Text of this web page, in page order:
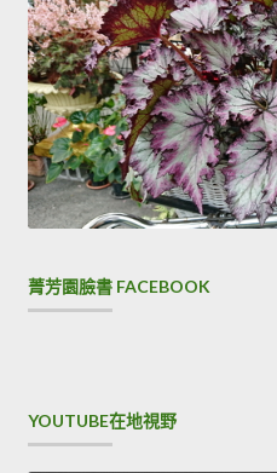
菁芳園臉書 FACEBOOK
YOUTUBE在地視野